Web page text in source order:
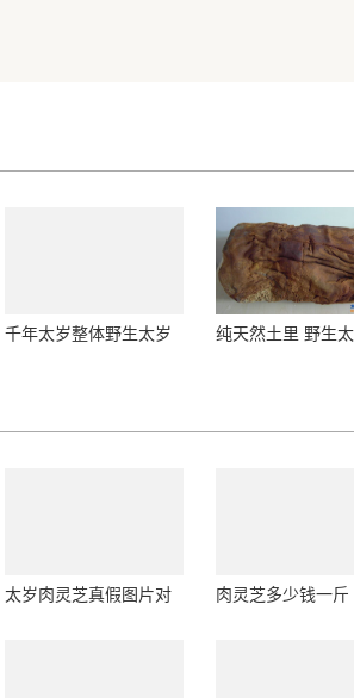
千年太岁整体野生太岁
纯天然土里 野生
太岁肉灵芝真假图片对
肉灵芝多少钱一斤